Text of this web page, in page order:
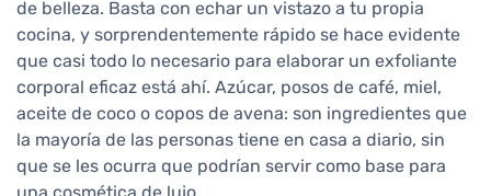
de belleza. Basta con echar un vistazo a tu propia
cocina, y sorprendentemente rápido se hace evidente
que casi todo lo necesario para elaborar un exfoliante
corporal eficaz está ahí. Azúcar, posos de café, miel,
aceite de coco o copos de avena: son ingredientes que
la mayoría de las personas tiene en casa a diario, sin
que se les ocurra que podrían servir como base para